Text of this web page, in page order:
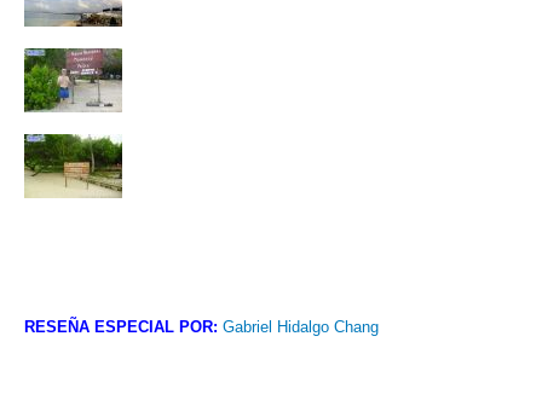
RESEÑA ESPECIAL POR: Gabriel Hidalgo Chang